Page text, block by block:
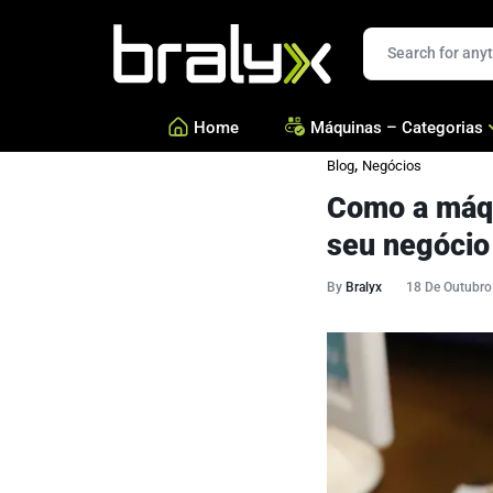
Home Máquinas – Categorias
Salgados, Coxinhas e
Confeitarias e Biscoitos
Blog, Negócios
Como a
seu negócio
By Bralyx 18 De